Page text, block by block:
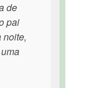
de
pai
noite,